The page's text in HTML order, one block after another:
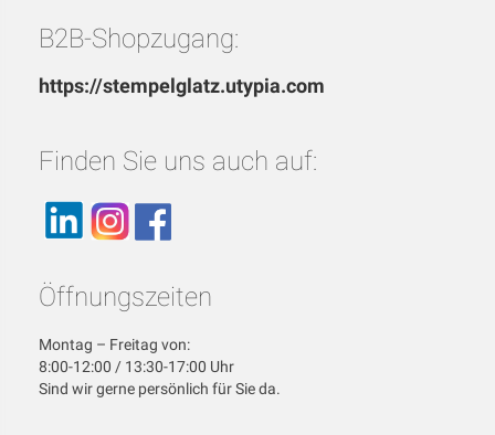
B2B-Shopzugang:
https://stempelglatz.utypia.com
Finden Sie uns auch auf:
Öffnungszeiten
Montag – Freitag von:
8:00-12:00 / 13:30-17:00 Uhr
Sind wir gerne persönlich für Sie da.